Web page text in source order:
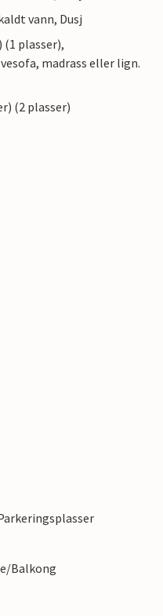
vann, Dusj
(1 plasser),
madrass eller lign.
(2 plasser)
Balkong